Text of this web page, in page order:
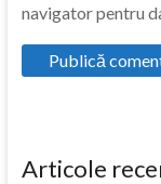
navigator pentru
Articole